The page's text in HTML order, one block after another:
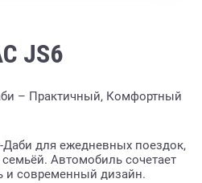
JS6
– Практичный, Комфортный
Даби для ежедневных поездок,
Автомобиль сочетает
и современный дизайн.